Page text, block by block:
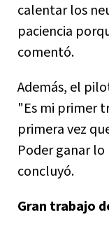
calentar los
paciencia
comentó.
Además, el
"Es mi primer
primera vez
Poder ganar
concluyó.
Gran trabajo